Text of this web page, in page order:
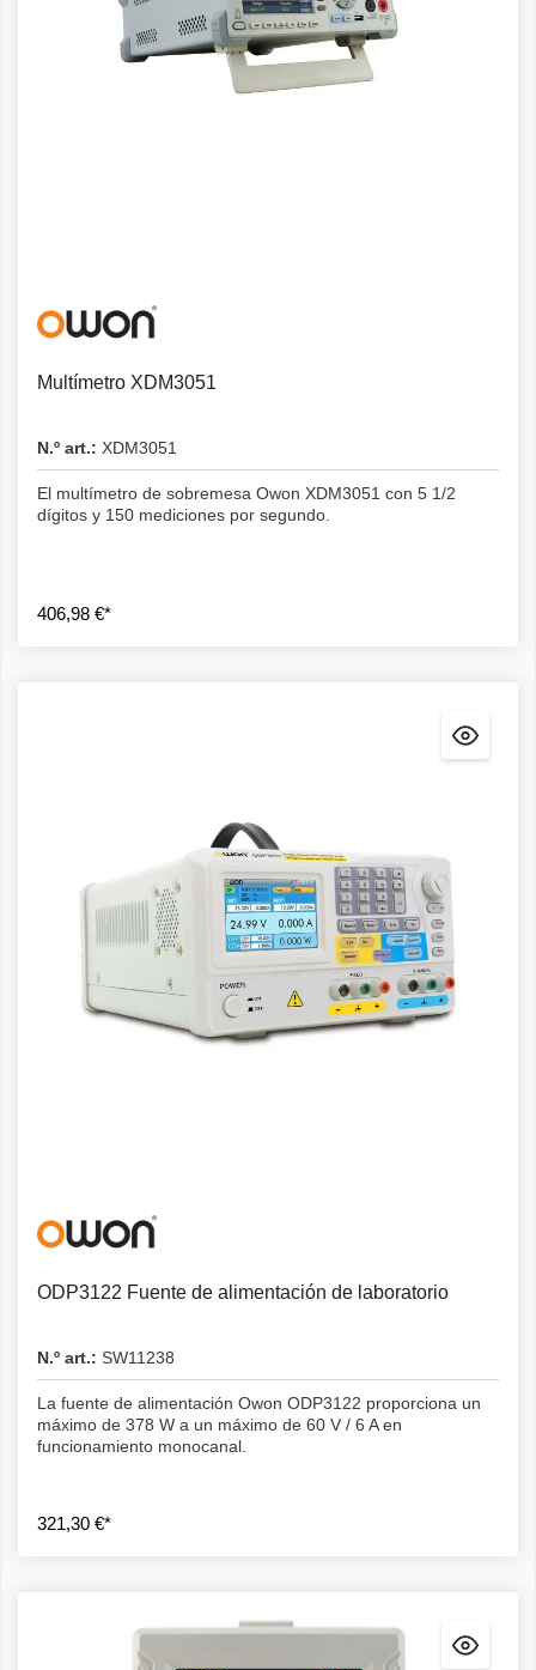
Multímetro XDM3051
N.º art.: XDM3051
El multímetro de sobremesa Owon XDM3051 con 5 1/2
dígitos y 150 mediciones por segundo.
406,98 €*
ODP3122 Fuente de alimentación de laboratorio
N.º art.: SW11238
La fuente de alimentación Owon ODP3122 proporciona un
máximo de 378 W a un máximo de 60 V / 6 A en
funcionamiento monocanal.
321,30 €*